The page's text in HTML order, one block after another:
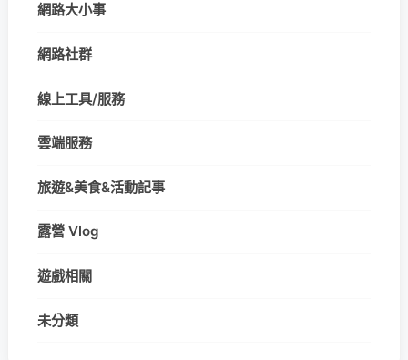
網路大小事
網路社群
線上工具/服務
雲端服務
旅遊&美食&活動記事
露營 Vlog
遊戲相關
未分類